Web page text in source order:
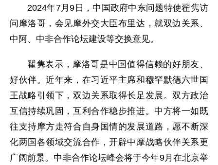
2024年7月9日，中国政府中东问题特使翟隽访
问摩洛哥，会见摩外交大臣布里达，就双边关系、
中阿、中非合作论坛建设等交换意见。
翟隽表示，摩洛哥是中国值得信赖的好朋友、
好伙伴。近年来，在习近平主席和穆罕默德六世国
王战略引领下，双边关系取得长足发展。双方政治
互信持续巩固，互利合作稳步推进。中方将一如既
往支持摩方走符合自身国情的发展道路，愿不断深
化两国各领域交流合作，开辟中摩战略伙伴关系更
广阔前景。中非合作论坛峰会将于今年9月在北京举